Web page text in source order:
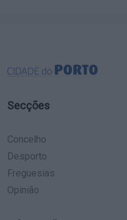
Secções
Concelho
Desporto
Freguesias
Opinião